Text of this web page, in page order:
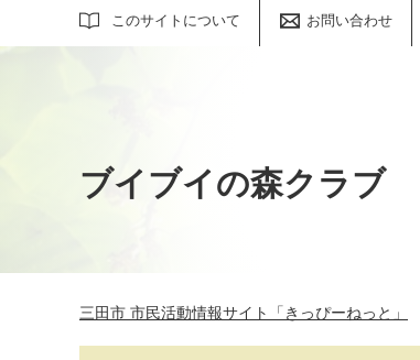
このサイトについて お問い合わせ
サイト内検索
ブイブイの森クラブ
三田市 市民活動情報サイト「きっぴーねっと」